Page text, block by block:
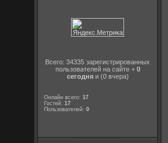
Всего: 34335 зарегистрированных
пользователей на сайте + 0
сегодняи (0 вчера)
Онлайн всего:17
Гостей:17
Пользователей:0